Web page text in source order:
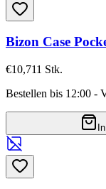
Bizon Case
€10,711 Stk.
Bestellen bis 12:00 -